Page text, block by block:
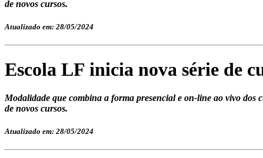
de novos cursos.
Atualizado em: 28/05/2024
Escola LF inicia nova série de
Modalidade que combina a forma presencial e on-line ao vivo dos
de novos cursos.
Atualizado em: 28/05/2024